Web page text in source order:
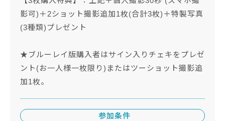
影可)＋2ショット撮影追加1枚(合計3枚)＋特製写真
(3種類)プレゼント
★ブルーレイ版購入者はサイン入りチェキをプレゼ
ント(お一人様一枚限り)またはツーショット撮影追
加1枚。
参加条件